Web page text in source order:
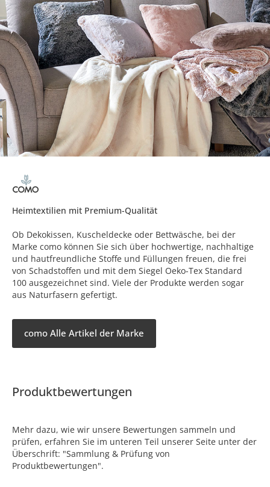
Heimtextilien mit Premium-Qualität
Ob Dekokissen, Kuscheldecke oder Bettwäsche, bei der
Marke como können Sie sich über hochwertige, nachhaltige
und hautfreundliche Stoffe und Füllungen freuen, die frei
von Schadstoffen und mit dem Siegel Oeko-Tex Standard
100 ausgezeichnet sind. Viele der Produkte werden sogar
aus Naturfasern gefertigt.
como Alle Artikel der Marke
Produktbewertungen
Mehr dazu, wie wir unsere Bewertungen sammeln und
prüfen, erfahren Sie im unteren Teil unserer Seite unter der
Überschrift: "Sammlung & Prüfung von
Produktbewertungen".